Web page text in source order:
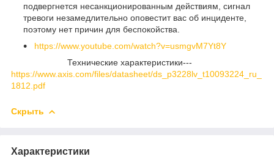
подвергнется несанкционированным действиям, сигнал
тревоги незамедлительно оповестит вас об инциденте,
поэтому нет причин для беспокойства.
https://www.youtube.com/watch?v=usmgvM7Yt8Y
Технические характеристики---
https://www.axis.com/files/datasheet/ds_p3228lv_t10093224_ru_
1812.pdf
Скрыть
Характеристики